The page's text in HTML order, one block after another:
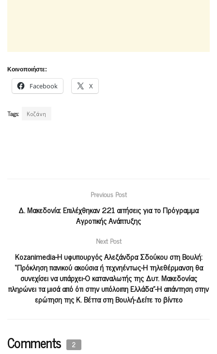
Κοινοποιήστε:
Facebook X
Tags: Κοζάνη
Previous Post
Δ. Μακεδονία: Επιλέχθηκαν 221 αιτήσεις για το Πρόγραμμα
Αγροτικής Ανάπτυξης
Next Post
Kozanimedia-Η υφυπουργός Αλεξάνδρα Σδούκου στη Βουλή:
“Πρόκληση πανικού ακούσια ή τεχνηέντως-Η τηλεθέρμανση θα
συνεχίσει να υπάρχει-Ο καταναλωτής της Δυτ. Μακεδονίας
πληρώνει τα μισά από ότι στην υπόλοιπη Ελλάδα”-Η απάντηση στην
ερώτηση της Κ. Βέττα στη Βουλή-Δείτε το βίντεο
Comments 2